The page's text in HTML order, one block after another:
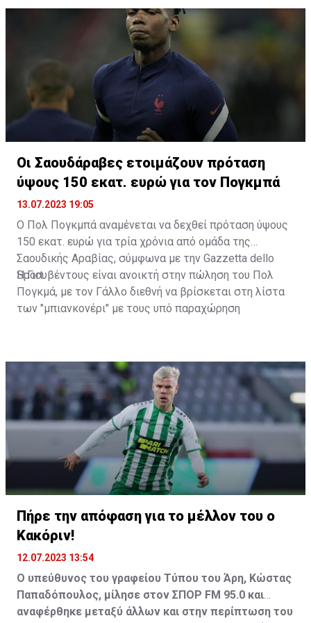
πλευρά της η Λάτσιο κινείται για την απόκτηση του
Πιότρ Ζιελίνσκι από τη Νάπολι. Ο 29χρονος Πολωνός
χαφ προορίζεται για τη θέση του Σάβιτς και η ομάδα
της Ρώμης προσφέρει 20 εκατ. για τα δικαιώματα του.
Οι Σαουδάραβες ετοιμάζουν πρόταση
ύψους 150 εκατ. ευρώ για τον Πογκμπά
13.07.2023 19:05
Ο Πολ Πογκμπά αναμένεται να δεχθεί πρόταση ύψους
150 εκατ. ευρώ για τρία χρόνια από ομάδα της
Σαουδικής Αραβίας, σύμφωνα με την Gazzetta dello
Sport.
Η Γιουβέντους είναι ανοικτή στην πώληση του Πολ
Πογκμά, με τον Γάλλο διεθνή να βρίσκεται στη λίστα
των "μπιανκονέρι" με τους υπό παραχώρηση
αναμένεται πολύ σύντομα να δεχθεί πρόταση από
ομάδα της Σαουδικής Αραβίας.
Η προσφορά θα ανέρχεται στα 150 εκατ. ευρώ και
θα αφορά συμβόλαιο ύψους 150 εκατ. ευρώ.
Θυμίζουμε ότι ο Πογκμπά ταξίδεψε πρόσφατα στη
Σαουδική Αραβία και όπως ανέφερα επισκέφτηκε τις
εγκαταστάσεις της Αλ Ιτιχαντ. Το δημοσίευμα,
ωστόσο, της Gazzetta dello Sport δεν κάνει αναφορά
σε συγκεκριμένη ομάδα της Μέσης Ανατολής.
Πήρε την απόφαση για το μέλλον του ο
Κακόριν!
12.07.2023 13:54
Ο υπεύθυνος του γραφείου Τύπου του Άρη, Κώστας
Παπαδόπουλος, μίλησε στον ΣΠΟΡ FM 95.0 και
αναφέρθηκε μεταξύ άλλων και στην περίπτωση του